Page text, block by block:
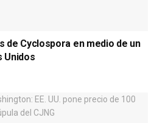
de Cyclospora en medio de un
Unidos